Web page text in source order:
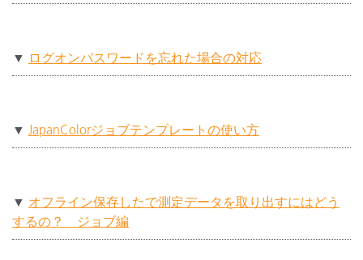
▼ ログオンパスワードを忘れた場合の対応
▼ JapanColorジョブテンプレートの使い方
▼ オフライン保存したで測定データを取り出すにはどう
するの？ ジョブ編